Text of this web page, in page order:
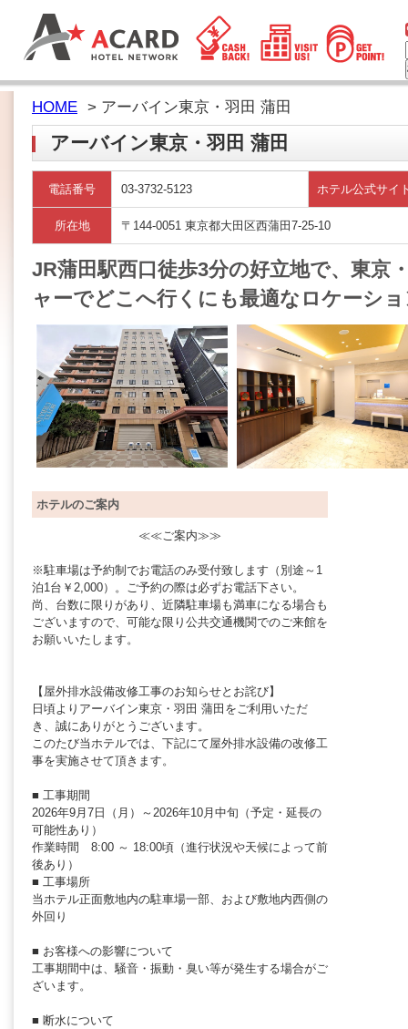
HOME > アーバイン東京・羽田 蒲田
アーバイン東京・羽田 蒲田
電話番号 03-3732-5123 ホテル公式サイ
所在地 〒144-0051 東京都大田区西蒲田7-25-10
JR蒲田駅西口徒歩3分の好立地で、東京
ャーでどこへ行くにも最適なロケーシ
ホテルのご案内
≪≪ご案内≫≫
※駐車場は予約制でお電話のみ受付致します（別途～1
泊1台￥2,000）。ご予約の際は必ずお電話下さい。
尚、台数に限りがあり、近隣駐車場も満車になる場合も
ございますので、可能な限り公共交通機関でのご来館を
お願いいたします。
【屋外排水設備改修工事のお知らせとお詫び】
日頃よりアーバイン東京・羽田 蒲田をご利用いただ
き、誠にありがとうございます。
このたび当ホテルでは、下記にて屋外排水設備の改修工
事を実施させて頂きます。
■ 工事期間
2026年9月7日（月）～2026年10月中旬（予定・延長の
可能性あり）
作業時間 8:00 ～ 18:00頃（進行状況や天候によって前
後あり）
■ 工事場所
当ホテル正面敷地内の駐車場一部、および敷地内西側の
外回り
■ お客様への影響について
工事期間中は、騒音・振動・臭い等が発生する場合がご
ざいます。
■ 断水について